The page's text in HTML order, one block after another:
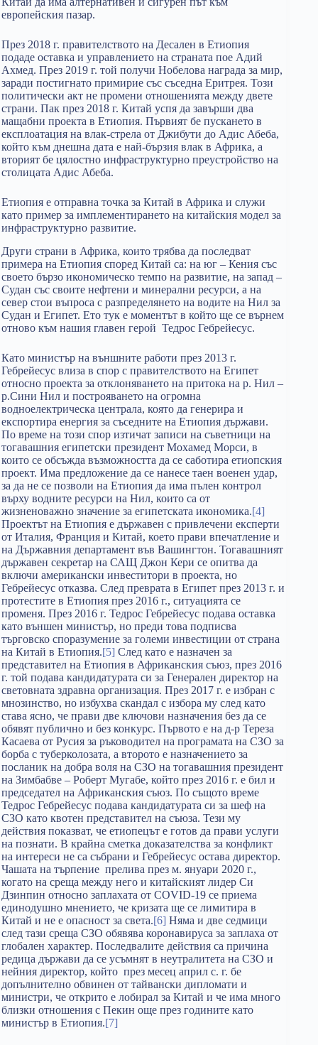
европейския пазар.
През 2018 г. правителството на Десален в Етиопия
подаде оставка и управлението на страната пое Адий
Ахмед. През 2019 г. той получи Нобелова награда за мир,
заради постигнато примирие със съседна Еритрея. Този
политически акт не промени отношенията между двете
страни. Пак през 2018 г. Китай успя да завърши два
мащабни проекта в Етиопия. Първият бе пускането в
експлоатация на влак-стрела от Джибути до Адис Абеба,
който към днешна дата е най-бързия влак в Африка, а
вторият бе цялостно инфраструктурно преустройство на
столицата Адис Абеба.
Етиопия е отправна точка за Китай в Африка и служи
като пример за имплементирането на китайския модел за
инфраструктурно развитие.
Други страни в Африка, които трябва да последват
примера на Етиопия според Китай са: на юг – Кения със
своето бързо икономическо темпо на развитие, на запад –
Судан със своите нефтени и минерални ресурси, а на
север стои въпроса с разпределянето на водите на Нил за
Судан и Египет. Ето тук е моментът в който ще се върнем
отново към нашия главен герой Тедрос Гебрейесус.
Като министър на външните работи през 2013 г.
Гебрейесус влиза в спор с правителството на Египет
относно проекта за отклоняването на притока на р. Нил –
р.Сини Нил и построяването на огромна
водноелектрическа централа, която да генерира и
експортира енергия за съседните на Етиопия държави.
По време на този спор изтичат записи на съветници на
тогавашния египетски президент Мохамед Морси, в
които се обсъжда възможността да се саботира етиопския
проект. Има предложение да се нанесе таен военен удар,
за да не се позволи на Етиопия да има пълен контрол
върху водните ресурси на Нил, които са от
жизненоважно значение за египетската икономика.[4]
Проектът на Етиопия е държавен с привлечени експерти
от Италия, Франция и Китай, което прави впечатление и
на Държавния департамент във Вашингтон. Тогавашният
държавен секретар на САЩ Джон Кери се опитва да
включи американски инвеститори в проекта, но
Гебрейесус отказва. След преврата в Египет през 2013 г. и
протестите в Етиопия през 2016 г., ситуацията се
променя. През 2016 г. Тедрос Гебрейесус подава оставка
като външен министър, но преди това подписва
търговско споразумение за големи инвестиции от страна
на Китай в Етиопия.[5] След като е назначен за
представител на Етиопия в Африканския съюз, през 2016
г. той подава кандидатурата си за Генерален директор на
световната здравна организация. През 2017 г. е избран с
мнозинство, но избухва скандал с избора му след като
става ясно, че прави две ключови назначения без да се
обявят публично и без конкурс. Първото е на д-р Тереза
Касаева от Русия за ръководител на програмата на СЗО за
борба с туберколозата, а второто е назначението за
посланик на добра воля на СЗО на тогавашния президент
на Зимбабве – Роберт Мугабе, който през 2016 г. е бил и
председател на Африканския съюз. По същото време
Тедрос Гебрейесус подава кандидатурата си за шеф на
СЗО като квотен представител на съюза. Тези му
действия показват, че етиопецът е готов да прави услуги
на познати. В крайна сметка доказателства за конфликт
на интереси не са събрани и Гебрейесус остава директор.
Чашата на търпение прелива през м. януари 2020 г.,
когато на среща между него и китайският лидер Си
Дзинпин относно заплахата от COVID-19 се приема
единодушно мнението, че кризата ще се лимитира в
Китай и не е опасност за света.[6] Няма и две седмици
след тази среща СЗО обявява коронавируса за заплаха от
глобален характер. Последвалите действия са причина
редица държави да се усъмнят в неутралитета на СЗО и
нейния директор, който през месец април с. г. бе
допълнително обвинен от тайвански дипломати и
министри, че открито е лобирал за Китай и че има много
близки отношения с Пекин още през годините като
министър в Етиопия.[7]